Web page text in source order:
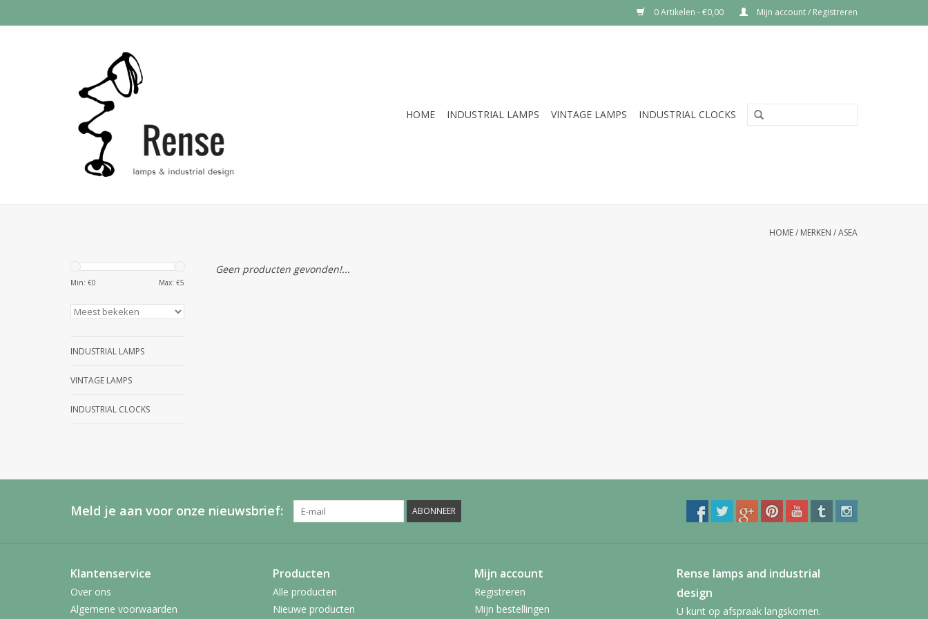
0 Artikelen - €0,00 Mijn account / Registreren
HOME INDUSTRIAL LAMPS VINTAGE LAMPS INDUSTRIAL CLOCKS
HOME/ MERKEN /ASEA
Min: €0 Max: €5
INDUSTRIAL LAMPS
VINTAGE LAMPS
INDUSTRIAL CLOCKS
Geen producten gevonden!...
Meld je aan voor onze nieuwsbrief: ABONNEER
Klantenservice
Over ons
Algemene voorwaarden
Producten
Alle producten
Nieuwe producten
Mijn account
Registreren
Mijn bestellingen
Rense lamps and industrial
design
U kunt op afspraak langskomen.